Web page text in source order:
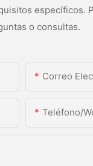
o consultas.
Correo
Teléfono/